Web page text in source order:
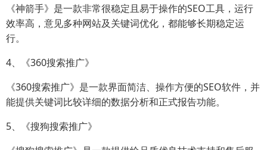
《神箭手》是一款非常很稳定且易于操作的SEO工具，运行
效率高，意见多种网站及关键词优化，都能够长期稳定运
行。
4、《360搜索推广》
《360搜索推广》是一款界面简洁、操作方便的SEO软件，并
能提供关键词比较详细的数据分析和正式报告功能。
5、《搜狗搜索推广》